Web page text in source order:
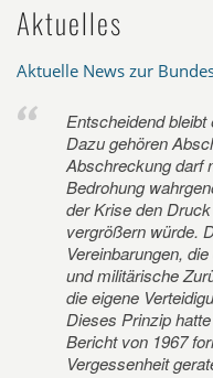
Aktuelles
Aktuelle News zur
Entscheidend
Dazu gehören
Abschreckung darf
Bedrohung
der Krise den
vergrößern würde.
Vereinbarungen,
und militärische
die eigene
Dieses Prinzip
Bericht von 1967
Vergessenheit